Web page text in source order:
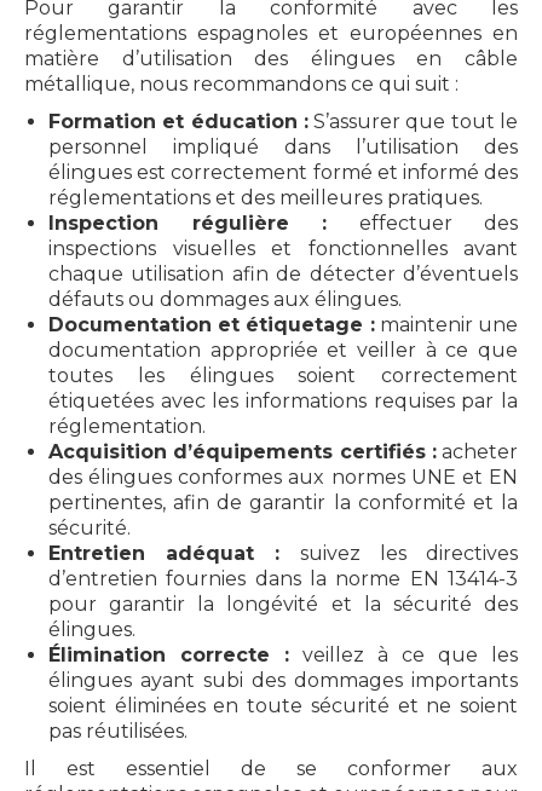
Pour garantir la conformité avec les
réglementations espagnoles et européennes en
matière d’utilisation des élingues en câble
métallique, nous recommandons ce qui suit :
Formation et éducation :S’assurer que tout le
personnel impliqué dans l’utilisation des
élingues est correctement formé et informé des
réglementations et des meilleures pratiques.
Inspection régulière : effectuer des
inspections visuelles et fonctionnelles avant
chaque utilisation afin de détecter d’éventuels
défauts ou dommages aux élingues.
Documentation et étiquetage :maintenir une
documentation appropriée et veiller à ce que
toutes les élingues soient correctement
étiquetées avec les informations requises par la
réglementation.
Acquisition d’équipements certifiés :acheter
des élingues conformes aux normes UNE et EN
pertinentes, afin de garantir la conformité et la
sécurité.
Entretien adéquat : suivez les directives
d’entretien fournies dans la norme EN 13414-3
pour garantir la longévité et la sécurité des
élingues.
Élimination correcte : veillez à ce que les
élingues ayant subi des dommages importants
soient éliminées en toute sécurité et ne soient
pas réutilisées.
Il est essentiel de se conformer aux